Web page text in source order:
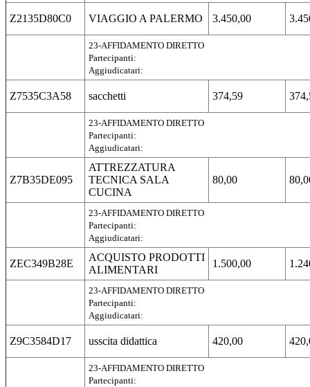
Z2135D80C0 VIAGGIO A PALERMO 3.450,00
23-AFFIDAMENTO DIRETTO
Partecipanti:
Aggiudicatari:
Z7535C3A58 sacchetti 374,59
23-AFFIDAMENTO DIRETTO
Partecipanti:
Aggiudicatari:
Z7B35DE095
ATTREZZATURA
TECNICA SALA
CUCINA
80,00
23-AFFIDAMENTO DIRETTO
Partecipanti:
Aggiudicatari:
ZEC349B28E
ACQUISTO PRODOTTI
ALIMENTARI
1.500,00
23-AFFIDAMENTO DIRETTO
Partecipanti:
Aggiudicatari:
Z9C3584D17 usscita didattica 420,00
23-AFFIDAMENTO DIRETTO
Partecipanti: